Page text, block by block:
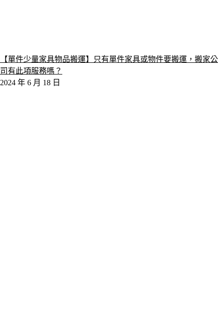
【單件少量家具物品搬運】只有單件家具或物件要搬運，搬家公
司有此項服務嗎？
2024 年 6 月 18 日